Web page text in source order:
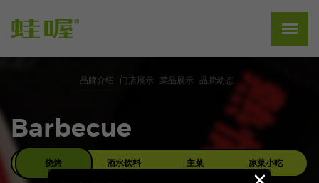
品牌介绍 门店展示 菜品展示 品牌动态
Barbecue
烧烤 酒水饮料 主菜 凉菜小吃